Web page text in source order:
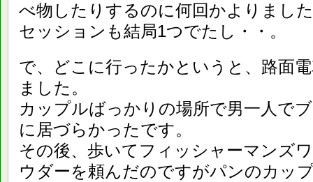
べ物したりするのに何回かよりまし
セッションも結局1つでたし・・。
で、どこに行ったかというと、路面
ました。
カップルばっかりの場所で男一人で
に居づらかったです。
その後、歩いてフィッシャーマンズ
ウダーを頼んだのですがパンのカッ